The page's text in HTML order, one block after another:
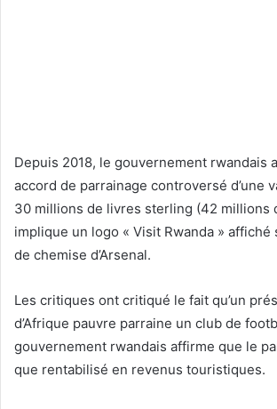
Depuis 2018, le gouvernement rwandais
accord de parrainage controversé d’une
30 millions de livres sterling (42 millions
implique un logo « Visit Rwanda » affiché
de chemise d’Arsenal.
Les critiques ont critiqué le fait qu’un
d’Afrique pauvre parraine un club de
gouvernement rwandais affirme que le
que rentabilisé en revenus touristiques.